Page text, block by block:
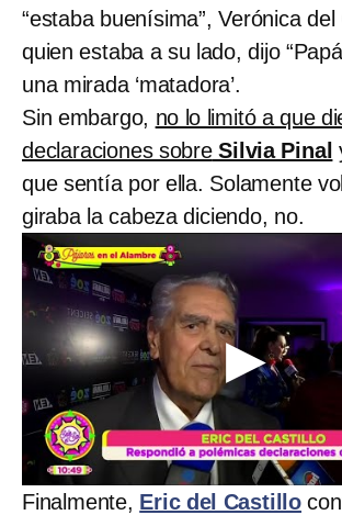
“estaba buenísima”, Verónica del
quien estaba a su lado, dijo
una mirada ‘matadora’.
Sin embargo, no lo limitó a que
declaraciones sobreSilvia Pinal
que sentía por ella. Solamente
giraba la cabeza diciendo, no.
Finalmente, Eric del Castillo